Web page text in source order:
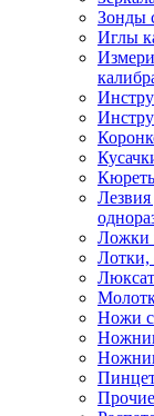
Зонды
Иглы
Лезвия
Ложки
Лотки,
Ножи